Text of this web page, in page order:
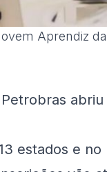
Aprendiz
estados e